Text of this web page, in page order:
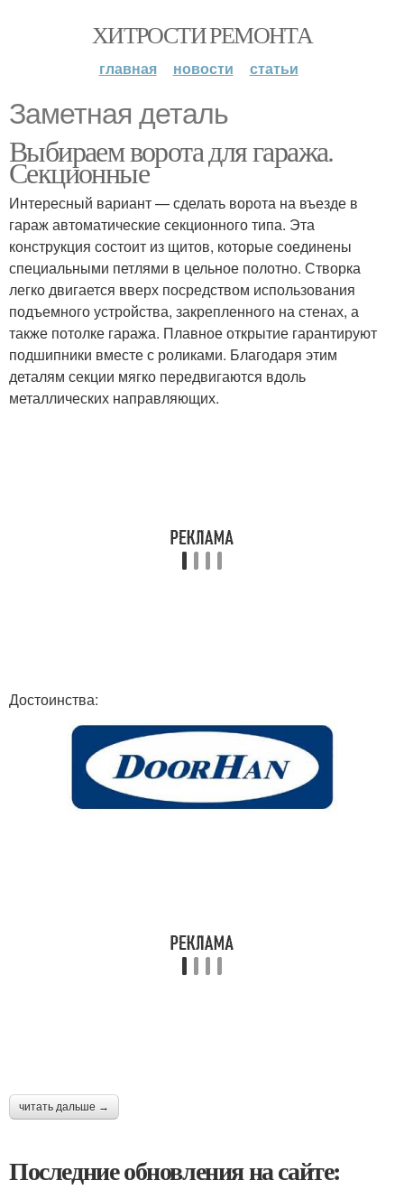
ХИТРОСТИ РЕМОНТА
главная новости статьи
Заметная деталь
Выбираем ворота для гаража.
Секционные
Интересный вариант — сделать ворота на въезде в
гараж автоматические секционного типа. Эта
конструкция состоит из щитов, которые соединены
специальными петлями в цельное полотно. Створка
легко двигается вверх посредством использования
подъемного устройства, закрепленного на стенах, а
также потолке гаража. Плавное открытие гарантируют
подшипники вместе с роликами. Благодаря этим
деталям секции мягко передвигаются вдоль
металлических направляющих.
Достоинства:
читать дальше →
Последние обновления на сайте: